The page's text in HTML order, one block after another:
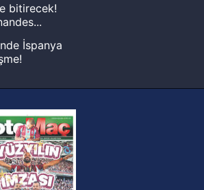
bitirecek!
İspanya
direktörü